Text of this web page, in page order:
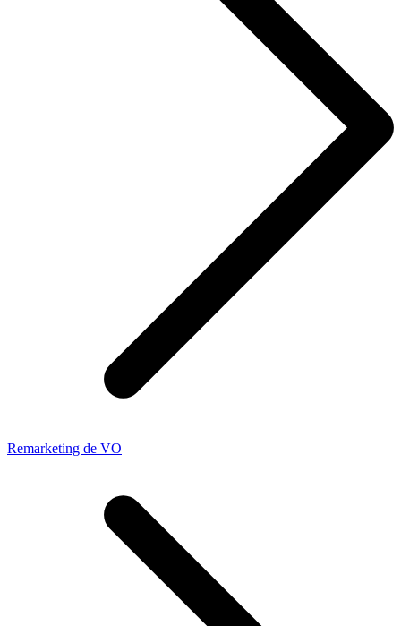
Remarketing de VO